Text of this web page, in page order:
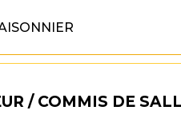
/ COMMIS DE